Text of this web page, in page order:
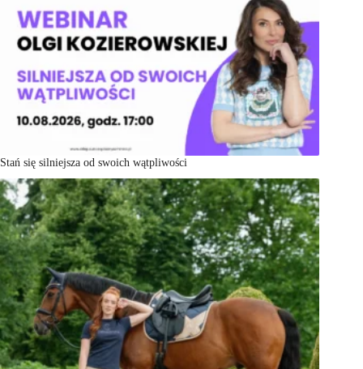
Stań się silniejsza od swoich wątpliwości